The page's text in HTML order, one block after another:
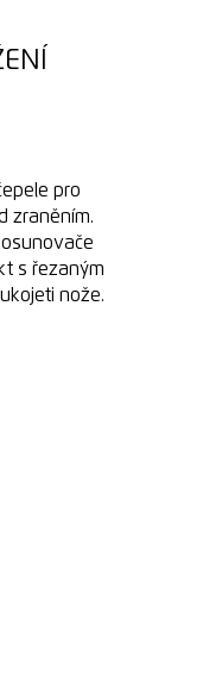
pro
zraněním.
s řezaným
nože.